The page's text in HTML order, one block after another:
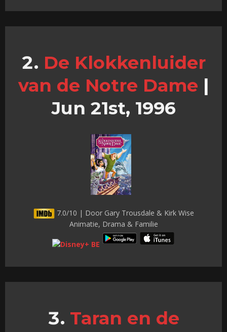
De Klokkenluider
van de Notre Dame |
Jun 21st, 1996
7.0/10 | Door Gary Trousdale & Kirk Wise
Animatie, Drama & Familie
Taran en de